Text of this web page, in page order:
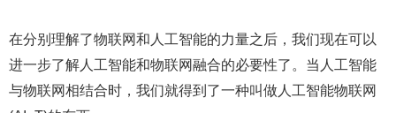
在分别理解了物联网和人工智能的力量之后，我们现在可以
进一步了解人工智能和物联网融合的必要性了。当人工智能
与物联网相结合时，我们就得到了一种叫做人工智能物联网